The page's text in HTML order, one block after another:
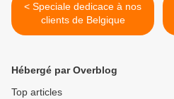
< Speciale dedicace à nos
clients de Belgique
Hébergé par Overblog
Top articles